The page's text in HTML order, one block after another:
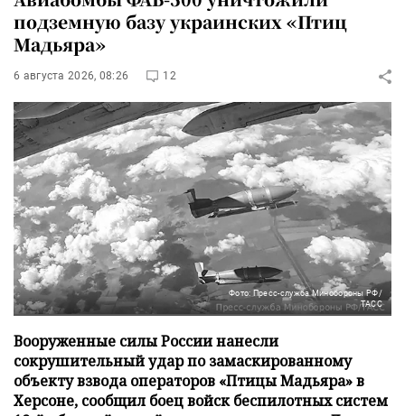
подземную базу украинских «Птиц
Мадьяра»
6 августа 2026, 08:26 12
Фото: Пресс-служба Минобороны РФ/
ТАСС
Вооруженные силы России нанесли
сокрушительный удар по замаскированному
объекту взвода операторов «Птицы Мадьяра» в
Херсоне, сообщил боец войск беспилотных систем